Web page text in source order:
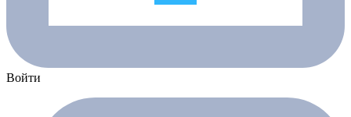
Войти